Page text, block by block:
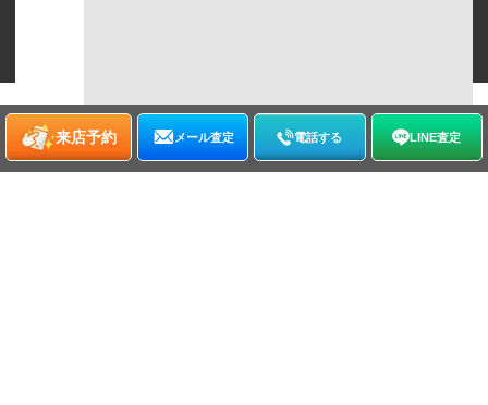
来店予約 メール査定 電話する LINE査定